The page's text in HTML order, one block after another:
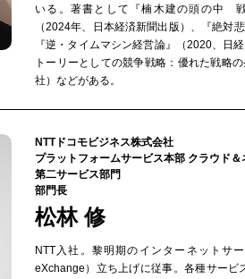
いる。著書として『楠木建の頭の中
（2024年、日本経済新聞出版）、『絶対
『逆・タイムマシン経営論』（2020、日
トーリーとしての競争戦略：優れた戦略
社）などがある。
NTTドコモビジネス株式会社
プラットフォームサービス本部 クラウド
第二サービス部門
部門長
松林 修
NTT入社。黎明期のインターネットサ
eXchange）立ち上げに従事。各種サービ